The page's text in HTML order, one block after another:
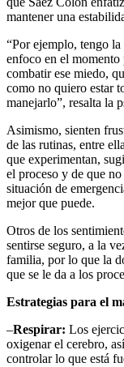
mantener una
“Por ejemplo, tengo
enfoco en el momento
combatir ese miedo,
como no quiero estar
manejarlo”, resalta la
Asimismo, sienten
de las rutinas, entre
que experimentan,
el proceso y de que
situación de
mejor que puede.
Otros de los
sentirse seguro, a la
familia, por lo que la
que se le da a los
Estrategias para el
–Respirar: Los
oxigenar el cerebro,
controlar lo que está